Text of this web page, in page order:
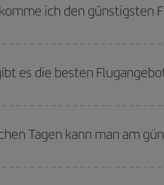
ich den günstigsten
Rückreisedaten und -zeiten flexibel
es die besten
Hochsaison. Und,
Tagen kann man am